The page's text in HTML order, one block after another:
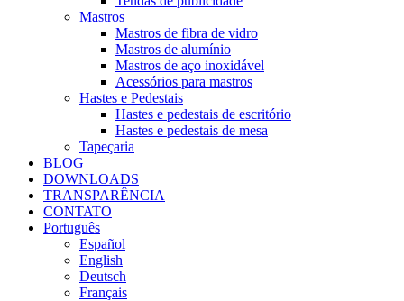
Mastros
Mastros de fibra de vidro
Mastros de alumínio
Mastros de aço inoxidável
Acessórios para mastros
Hastes e Pedestais
Hastes e pedestais de escritório
Hastes e pedestais de mesa
Tapeçaria
BLOG
DOWNLOADS
TRANSPARÊNCIA
CONTATO
Português
Español
English
Deutsch
Français